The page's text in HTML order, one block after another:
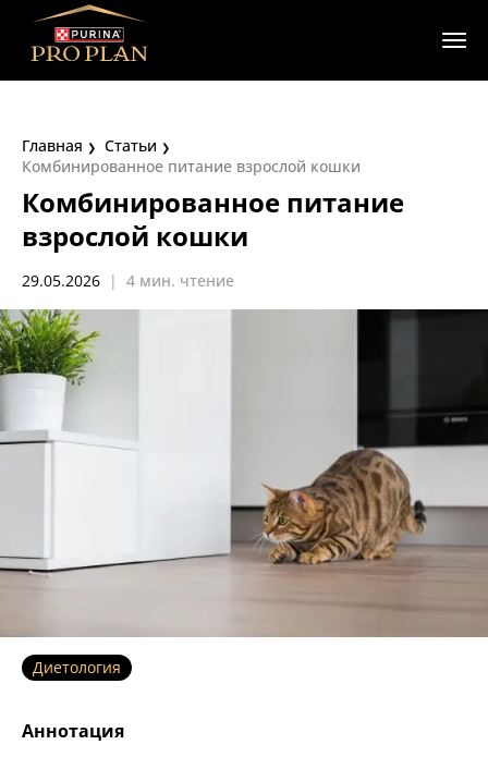
Главная
Статьи
Комбинированное питание взрослой кошки
Комбинированное питание
взрослой кошки
29.05.2026 | 4 мин. чтение
Диетология
Аннотация